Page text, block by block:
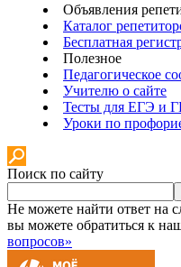
Объявления
Каталог
Бесплатная
Полезное
Педагогическое
Учителю о сайте
Тесты для ЕГЭ и
Уроки по
Поиск по сайту
Не можете найти ответ на
вы можете обратиться к
вопросов»